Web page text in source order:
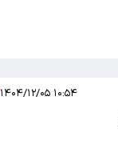
۱۴۰۴/۱۲/۰۵ ۱۰:۵۴